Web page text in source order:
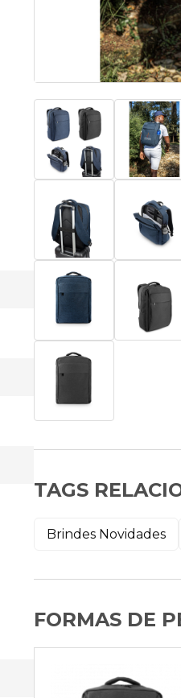
TAGS
Brindes Novidades
FORMAS DE